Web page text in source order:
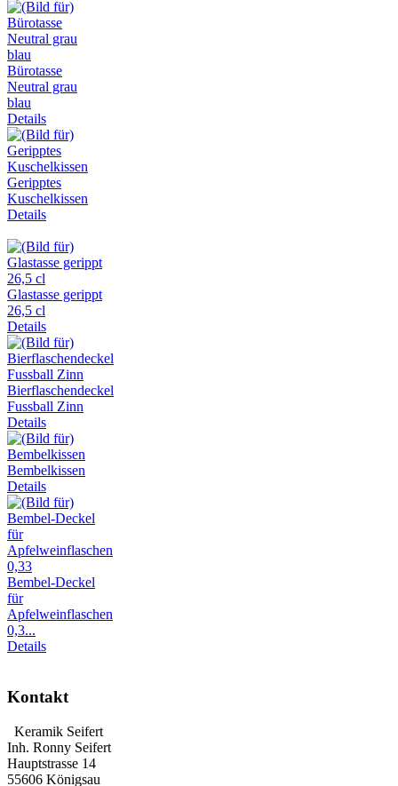
Bürotasse
Neutral grau
blau
Details
Geripptes
Kuschelkissen
Details
Glastasse gerippt
26,5 cl
Details
Bierflaschendeckel
Fussball Zinn
Details
Bembelkissen
Details
Bembel-Deckel
für
Apfelweinflaschen
0,3...
Details
Kontakt
Keramik Seifert
Inh. Ronny Seifert
Hauptstrasse 14
55606 Königsau